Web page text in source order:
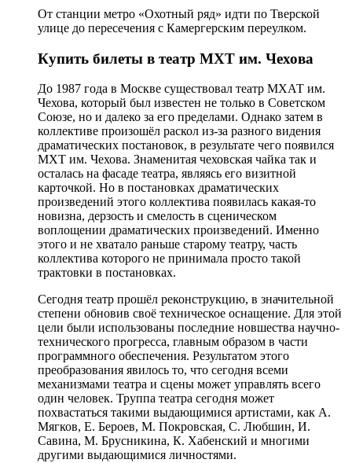
От станции метро «Охотный ряд» идти по Тверской
улице до пересечения с Камергерским переулком.
Купить билеты в театр МХТ им. Чехова
До 1987 года в Москве существовал театр МХАТ им.
Чехова, который был известен не только в Советском
Союзе, но и далеко за его пределами. Однако затем в
коллективе произошёл раскол из-за разного видения
драматических постановок, в результате чего появился
МХТ им. Чехова. Знаменитая чеховская чайка так и
осталась на фасаде театра, являясь его визитной
карточкой. Но в постановках драматических
произведений этого коллектива появилась какая-то
новизна, дерзость и смелость в сценическом
воплощении драматических произведений. Именно
этого и не хватало раньше старому театру, часть
коллектива которого не принимала просто такой
трактовки в постановках.
Сегодня театр прошёл реконструкцию, в значительной
степени обновив своё техническое оснащение. Для этой
цели были использованы последние новшества научно-
технического прогресса, главным образом в части
программного обеспечения. Результатом этого
преобразования явилось то, что сегодня всеми
механизмами театра и сцены может управлять всего
один человек. Труппа театра сегодня может
похвастаться такими выдающимися артистами, как А.
Мягков, Е. Бероев, М. Покровская, С. Любшин, И.
Савина, М. Брусникина, К. Хабенский и многими
другими выдающимися личностями.